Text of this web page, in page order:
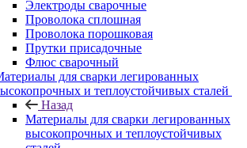
Электроды сварочные
Проволока сплошная
Проволока порошковая
Прутки присадочные
Флюс сварочный
для сварки легированных
и теплоустойчивых сталей
Назад
Материалы для сварки легированных
высокопрочных и теплоустойчивых